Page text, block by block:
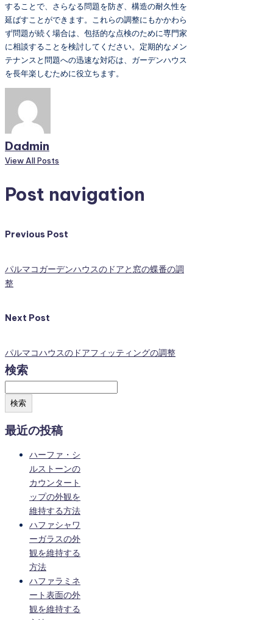
することで、さらなる問題を防ぎ、構造の耐久性を
延ばすことができます。これらの調整にもかかわら
ず問題が続く場合は、包括的な点検のために専門家
に相談することを検討してください。定期的なメン
テナンスと問題への迅速な対応は、ガーデンハウス
を長年楽しむために役立ちます。
Dadmin
View All Posts
Post navigation
Previous Post
パルマコガーデンハウスのドアと窓の蝶番の調
整
Next Post
パルマコハウスのドアフィッティングの調整
検索
検索
最近の投稿
ハーファ・シ
ルストーンの
カウンタート
ップの外観を
維持する方法
ハファシャワ
ーガラスの外
観を維持する
方法
ハファラミネ
ート表面の外
観を維持する